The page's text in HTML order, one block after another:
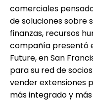
comerciales
de soluciones sobre
finanzas, recursos
compañía presentó
Future, en San
para su red de
vender extensiones
más integrado y